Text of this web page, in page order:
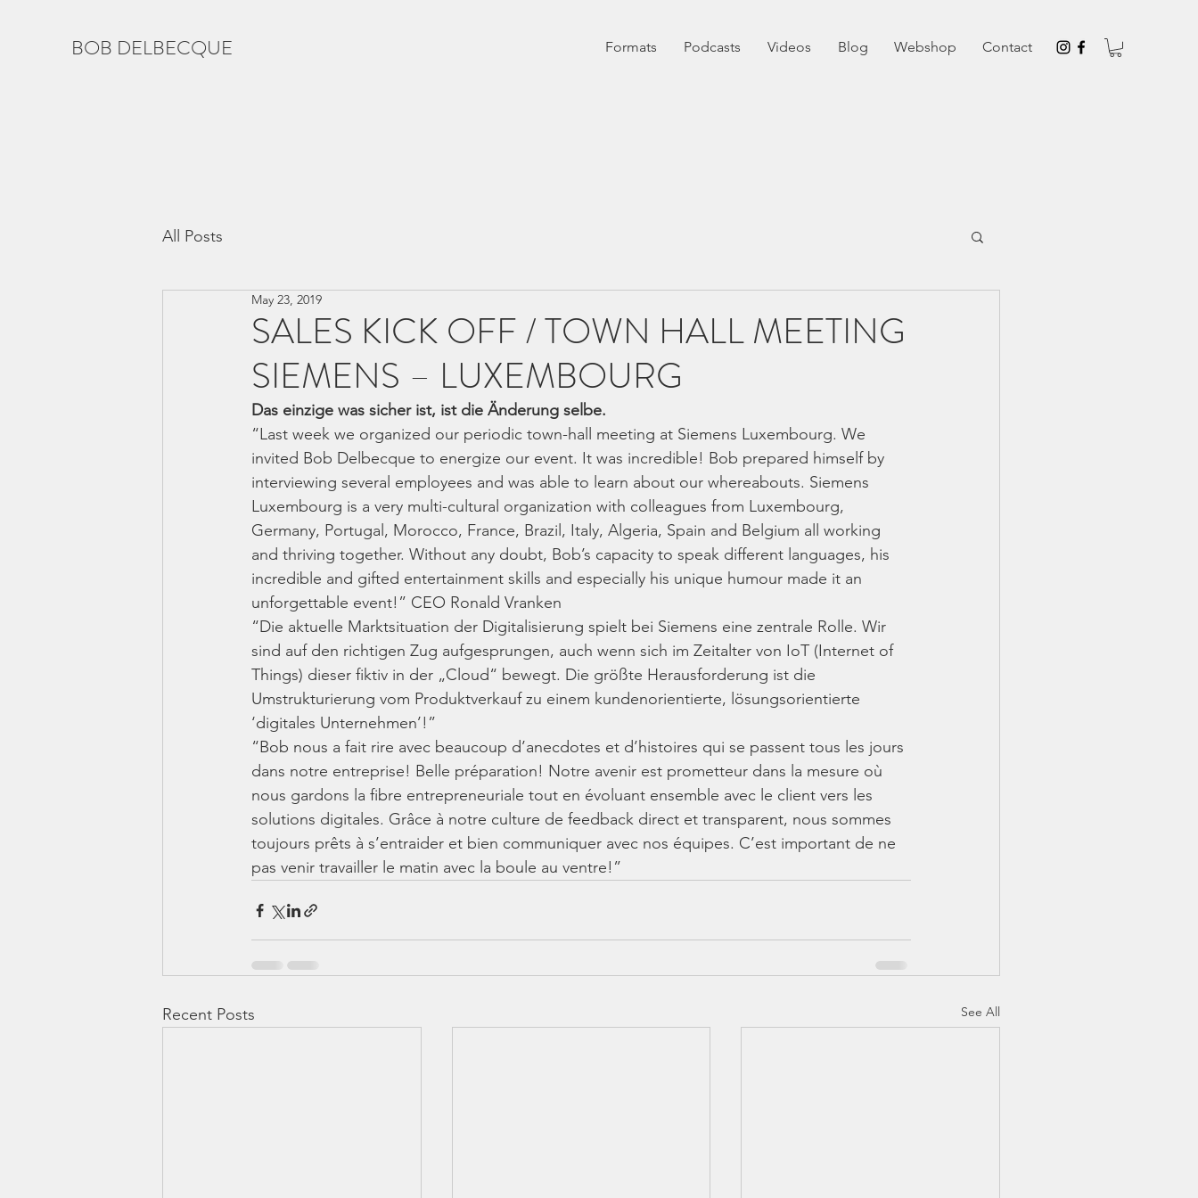
BOB DELBECQUE Formats Podcasts Videos Blog Webshop Contact
All Posts
SALES KICK OFF / TOWN HALL MEETING
SIEMENS – LUXEMBOURG
May 23, 2019
Das einzige was sicher ist, ist die Änderung selbe.
“Last week we organized our periodic town-hall meeting at Siemens Luxembourg. We
invited Bob Delbecque to energize our event. It was incredible! Bob prepared himself by
interviewing several employees and was able to learn about our whereabouts. Siemens
Luxembourg is a very multi-cultural organization with colleagues from Luxembourg,
Germany, Portugal, Morocco, France, Brazil, Italy, Algeria, Spain and Belgium all working
and thriving together. Without any doubt, Bob’s capacity to speak different languages, his
incredible and gifted entertainment skills and especially his unique humour made it an
unforgettable event!” CEO Ronald Vranken
“Die aktuelle Marktsituation der Digitalisierung spielt bei Siemens eine zentrale Rolle. Wir
sind auf den richtigen Zug aufgesprungen, auch wenn sich im Zeitalter von IoT (Internet of
Things) dieser fiktiv in der „Cloud“ bewegt. Die größte Herausforderung ist die
Umstrukturierung vom Produktverkauf zu einem kundenorientierte, lösungsorientierte
‘digitales Unternehmen’!”
“Bob nous a fait rire avec beaucoup d’anecdotes et d’histoires qui se passent tous les jours
dans notre entreprise! Belle préparation! Notre avenir est prometteur dans la mesure où
nous gardons la fibre entrepreneuriale tout en évoluant ensemble avec le client vers les
solutions digitales. Grâce à notre culture de feedback direct et transparent, nous sommes
toujours prêts à s’entraider et bien communiquer avec nos équipes. C’est important de ne
pas venir travailler le matin avec la boule au ventre!”
Recent Posts See All